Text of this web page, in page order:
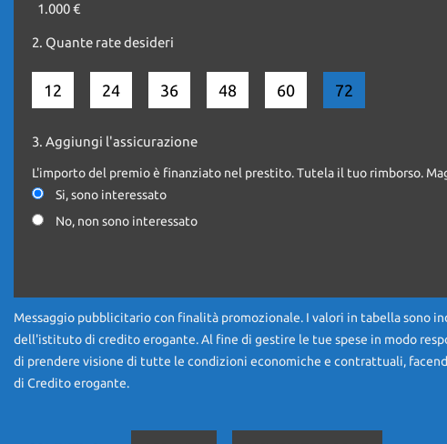
POSSIBILITA' DI FINANZIAMENTO
Possibilità di consegna al vostro domicilio !
------------- ---------CONSEGNA IN TUTTA ITALIA -------------------------
PER ULTERIORI INFORMAZIONI CONTATTARE IL : 3420341256
1.000 €
2. Quante rate desideri
12 24 36 48 60 72
3. Aggiungi l'assicurazione
L'importo del premio è finanziato nel prestito. Tutela il tuo rimborso.
Si, sono interessato
No, non sono interessato
Messaggio pubblicitario con finalità promozionale. I valori in tabella sono
dell'istituto di credito erogante. Al fine di gestire le tue spese in modo
di prendere visione di tutte le condizioni economiche e contrattuali,
di Credito erogante.